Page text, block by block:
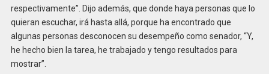
respectivamente”. Dijo además, que donde haya personas que lo
quieran escuchar, irá hasta allá, porque ha encontrado que
algunas personas desconocen su desempeño como senador, “Y,
he hecho bien la tarea, he trabajado y tengo resultados para
mostrar”.